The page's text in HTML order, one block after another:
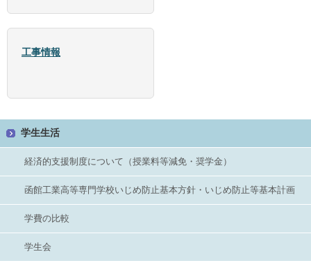
工事情報
学生生活
経済的支援制度について（授業料等減免・奨学金）
函館工業高等専門学校いじめ防止基本方針・いじめ防止等基本計画
学費の比較
学生会